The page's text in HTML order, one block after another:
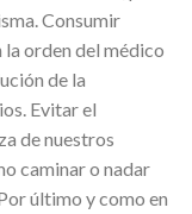
Consumir
orden del médico
de la
Evitar el
de nuestros
caminar o nadar
último y como en